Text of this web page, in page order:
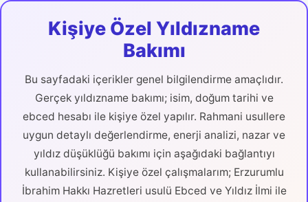
Kişiye Özel Yıldızname
Bakımı
Bu sayfadaki içerikler genel bilgilendirme amaçlıdır.
Gerçek yıldızname bakımı; isim, doğum tarihi ve
ebced hesabı ile kişiye özel yapılır. Rahmani usullere
uygun detaylı değerlendirme, enerji analizi, nazar ve
yıldız düşüklüğü bakımı için aşağıdaki bağlantıyı
kullanabilirsiniz. Kişiye özel çalışmalarım; Erzurumlu
İbrahim Hakkı Hazretleri usulü Ebced ve Yıldız İlmi ile